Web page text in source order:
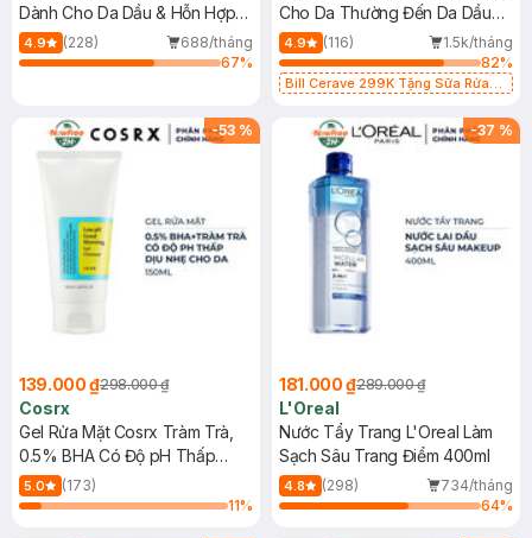
Dành Cho Da Dầu & Hỗn Hợp
500ml
4.9 (228)
688/tháng
67%
Cho Da Thường Đến Da Dầu
473ml
4.9 (116)
1.5k/tháng
82%
Bill Cerave 299K Tặng Sữa Rửa
-53 %
139.000 ₫298.000 ₫
Cosrx
Gel Rửa Mặt Cosrx Tràm Trà,
0.5% BHA Có Độ pH Thấp
150ml
5.0
(173)
11%
-37 %
181.000 ₫289.000 ₫
L'Oreal
Nước Tẩy Trang L'Oreal Làm
Sạch Sâu Trang Điểm 400ml
4.8 (298)
734/tháng
64%